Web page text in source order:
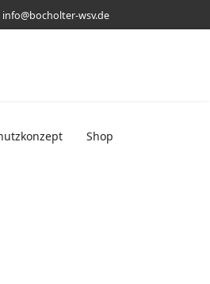
info@bocholter-wsv.de
Shop